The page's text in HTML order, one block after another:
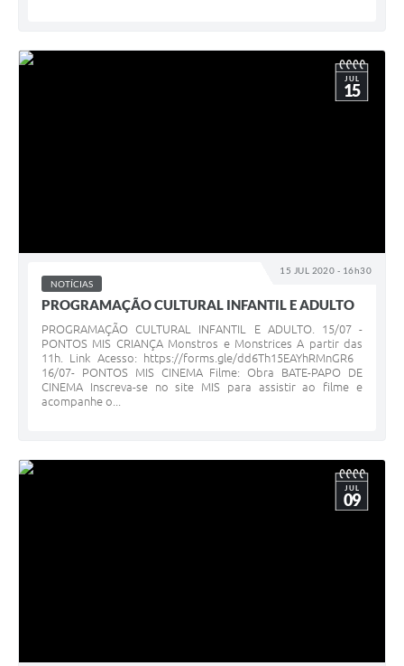
15 JUL 2020 - 16h30
JUL
15
NOTÍCIAS
PROGRAMAÇÃO CULTURAL INFANTIL E ADULTO
PROGRAMAÇÃO CULTURAL INFANTIL E ADULTO. 15/07 -
PONTOS MIS CRIANÇA Monstros e Monstrices A partir das
11h. Link Acesso: https://forms.gle/dd6Th15EAYhRMnGR6
16/07- PONTOS MIS CINEMA Filme: Obra BATE-PAPO DE
CINEMA Inscreva-se no site MIS para assistir ao filme e
acompanhe o...
JUL
09